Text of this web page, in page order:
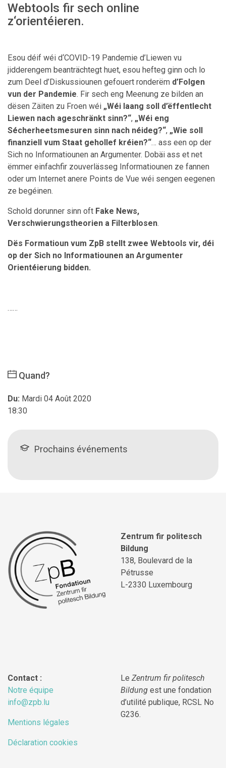
Webtools fir sech online
z‘orientéieren.
Esou déif wéi d‘COVID-19 Pandemie d’Liewen vu
jidderengem beanträchtegt huet, esou hefteg ginn och lo
zum Deel d’Diskussiounen gefouert ronderëm d’Folgen
vun der Pandemie. Fir sech eng Meenung ze bilden an
dësen Zäiten zu Froen wéi „Wéi laang soll d’ëffentlecht
Liewen nach ageschränkt sinn?“, „Wéi eng
Sécherheetsmesuren sinn nach néideg?“, „Wie soll
finanziell vum Staat gehollef kréien?“… ass een op der
Sich no Informatiounen an Argumenter. Dobäi ass et net
ëmmer einfachfir zouverlässeg Informatiounen ze fannen
oder um Internet anere Points de Vue wéi sengen eegenen
ze begéinen.
Schold dorunner sinn oft Fake News,
Verschwierungstheorien a Filterblosen.
Dës Formatioun vum ZpB stellt zwee Webtools vir, déi
op der Sich no Informatiounen an Argumenter
Orientéierung bidden.
……
Quand?
Du: Mardi 04 Août 2020
18:30
Prochains événements
Zentrum fir politesch
Bildung
138, Boulevard de la
Pétrusse
L-2330 Luxembourg
Contact :
Notre équipe
info@zpb.lu
Mentions légales
Déclaration cookies
Le Zentrum fir politesch
Bildung est une fondation
d’utilité publique, RCSL No
G236.